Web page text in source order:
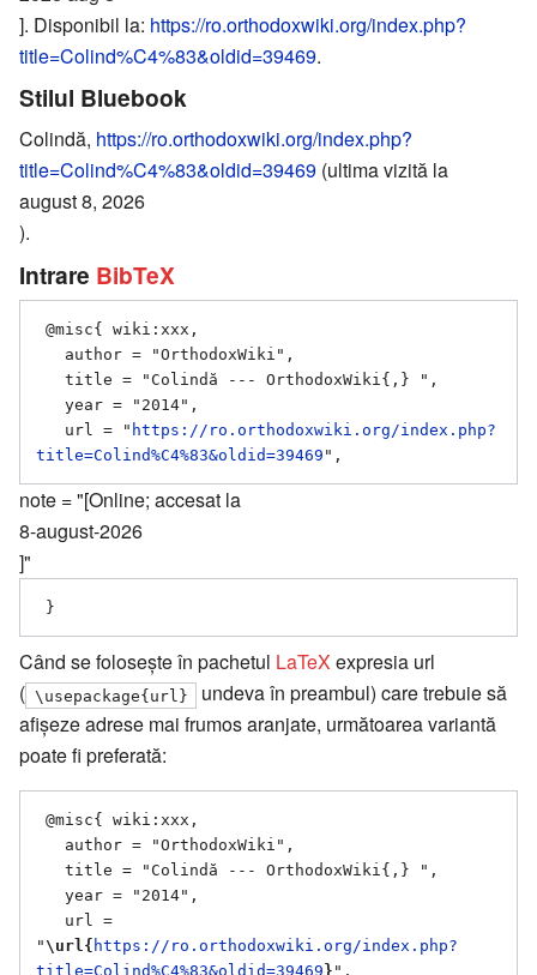
]. Disponibil la: https://ro.orthodoxwiki.org/index.php?
title=Colind%C4%83&oldid=39469.
Stilul Bluebook
Colindă, https://ro.orthodoxwiki.org/index.php?
title=Colind%C4%83&oldid=39469 (ultima vizită la
august 8, 2026
).
Intrare BibTeX
   url = "
https://ro.orthodoxwiki.org/index.php?
title=Colind%C4%83&oldid=39469
note = "[Online; accesat la
8-august-2026
]"
Când se folosește în pachetul LaTeX expresia url
( \usepackage{url}
undeva în preambul) care trebuie să
afișeze adrese mai frumos aranjate, următoarea variantă
poate fi preferată:
" \url{ https://ro.orthodoxwiki.org/index.php?
title=Colind%C4%83&oldid=39469 }